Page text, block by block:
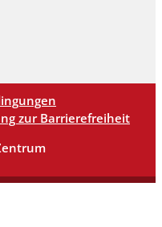
zur Barrierefreiheit